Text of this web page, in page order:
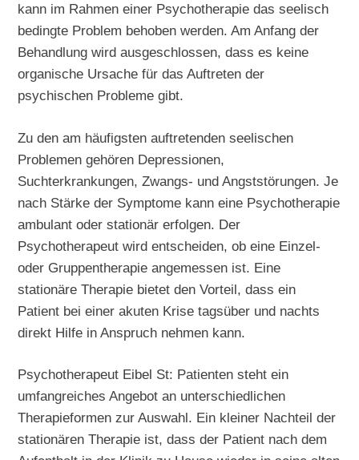
kann im Rahmen einer Psychotherapie das seelisch
bedingte Problem behoben werden. Am Anfang der
Behandlung wird ausgeschlossen, dass es keine
organische Ursache für das Auftreten der
psychischen Probleme gibt.
Zu den am häufigsten auftretenden seelischen
Problemen gehören Depressionen,
Suchterkrankungen, Zwangs- und Angststörungen. Je
nach Stärke der Symptome kann eine Psychotherapie
ambulant oder stationär erfolgen. Der
Psychotherapeut wird entscheiden, ob eine Einzel-
oder Gruppentherapie angemessen ist. Eine
stationäre Therapie bietet den Vorteil, dass ein
Patient bei einer akuten Krise tagsüber und nachts
direkt Hilfe in Anspruch nehmen kann.
Psychotherapeut Eibel St: Patienten steht ein
umfangreiches Angebot an unterschiedlichen
Therapieformen zur Auswahl. Ein kleiner Nachteil der
stationären Therapie ist, dass der Patient nach dem